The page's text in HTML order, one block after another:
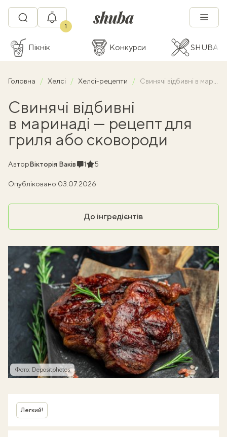
1
Пікнік Конкурси SHUBA
Головна Хелсі Хелсі-рецепти Свинячі відбивні в маринаді — рецепт для гриля або сковороди
Свинячі відбивні
в маринаді — рецепт для
гриля або сковороди
АвторВікторія ВаківКоментарі
1Рейтинг
5
Опубліковано:03.07.2026
До інгредієнтів
Фото: Depositphotos
Легкий!